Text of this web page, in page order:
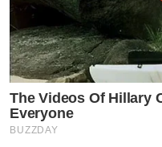
The Videos Of Hillary
Everyone
BUZZDAY